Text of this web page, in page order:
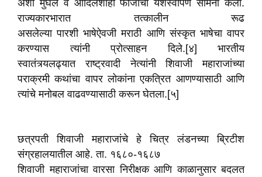
अशा मुघल व आदिलशाही फौजांचा यशस्वीपणे सामना केला.
राज्यकारभारात तत्कालीन रूढ
असलेल्या पारशी भाषेऐवजी मराठी आणि संस्कृत भाषेचा वापर
करण्यास त्यांनी प्रोत्साहन दिले.[४] भारतीय
स्वातंत्र्यलढ्यात राष्ट्रवादी नेत्यांनी शिवाजी महाराजांच्या
पराक्रमी कथांचा वापर लोकांना एकत्रित आणण्यासाठी आणि
त्यांचे मनोबल वाढवण्यासाठी करून घेतला.[५]
छत्रपती शिवाजी महाराजांचे हे चित्र लंडनच्या ब्रिटीश
संग्रहालयातील आहे. ता. १६८०-१६८७
शिवाजी महाराजांचा वारसा निरीक्षक आणि काळानुसार बदलत